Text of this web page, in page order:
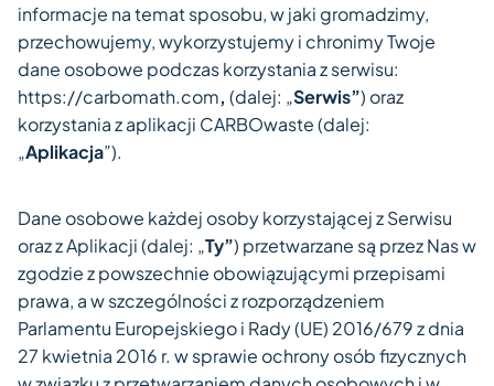
informacje na temat sposobu, w jaki gromadzimy,
przechowujemy, wykorzystujemy i chronimy Twoje
dane osobowe podczas korzystania z serwisu:
https://carbomath.com, (dalej: „Serwis”) oraz
korzystania z aplikacji CARBOwaste (dalej:
„Aplikacja”).
Dane osobowe każdej osoby korzystającej z Serwisu
oraz z Aplikacji (dalej: „Ty”) przetwarzane są przez Nas w
zgodzie z powszechnie obowiązującymi przepisami
prawa, a w szczególności z rozporządzeniem
Parlamentu Europejskiego i Rady (UE) 2016/679 z dnia
27 kwietnia 2016 r. w sprawie ochrony osób fizycznych